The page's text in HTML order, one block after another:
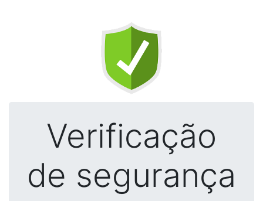
Verificação
de segurança